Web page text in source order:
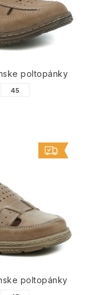
poltopánky
45
poltopánky